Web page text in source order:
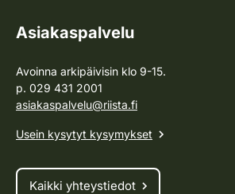
Asiakaspalvelu
Avoinna arkipäivisin klo 9-15.
p. 029 431 2001
asiakaspalvelu@riista.fi
Usein kysytyt kysymykset
Kaikki yhteystiedot